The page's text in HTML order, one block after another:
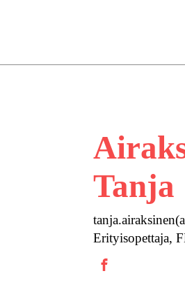
Tanja
Erityisopettaja,